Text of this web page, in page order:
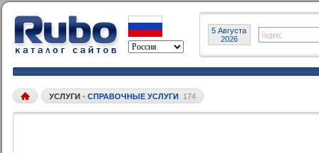
5 Августа
2026
УСЛУГИ • СПРАВОЧНЫЕ УСЛУГИ 174